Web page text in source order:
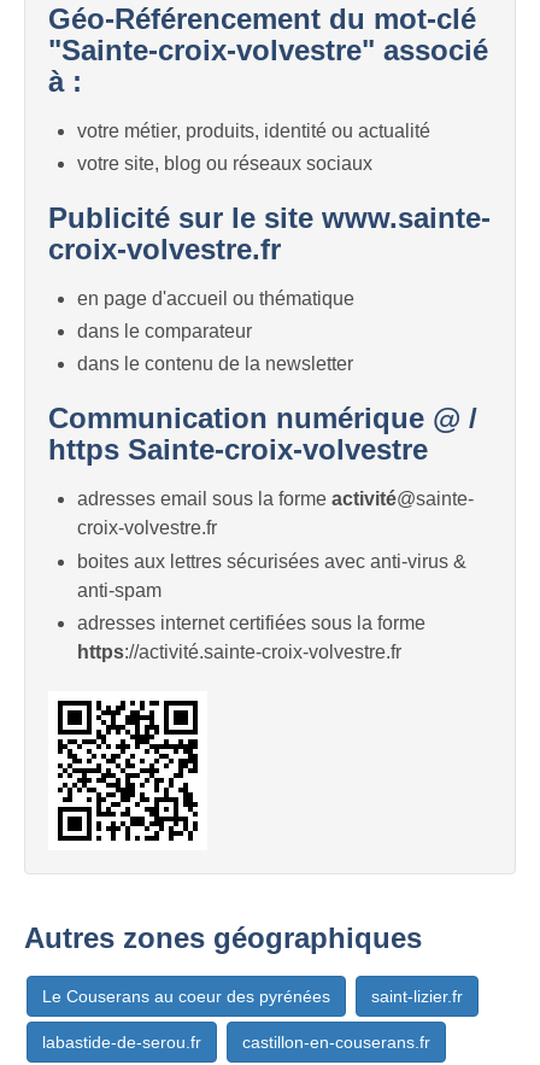
Géo-Référencement du mot-clé
"Sainte-croix-volvestre" associé
à :
votre métier, produits, identité ou actualité
votre site, blog ou réseaux sociaux
Publicité sur le site www.sainte-
croix-volvestre.fr
en page d'accueil ou thématique
dans le comparateur
dans le contenu de la newsletter
Communication numérique @ /
https Sainte-croix-volvestre
adresses email sous la forme activité@sainte-
croix-volvestre.fr
boites aux lettres sécurisées avec anti-virus &
anti-spam
adresses internet certifiées sous la forme
https://activité.sainte-croix-volvestre.fr
Autres zones géographiques
Le Couserans au coeur des pyrénées saint-lizier.fr
labastide-de-serou.fr castillon-en-couserans.fr